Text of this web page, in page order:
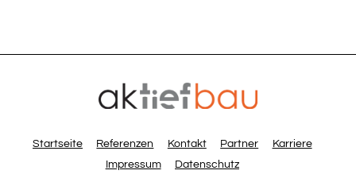
Startseite Referenzen Kontakt Partner
Karriere
Impressum
Datenschutz